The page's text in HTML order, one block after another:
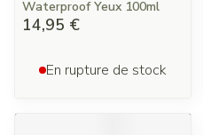
Waterproof Yeux 100ml
14,95 €
En rupture de stock